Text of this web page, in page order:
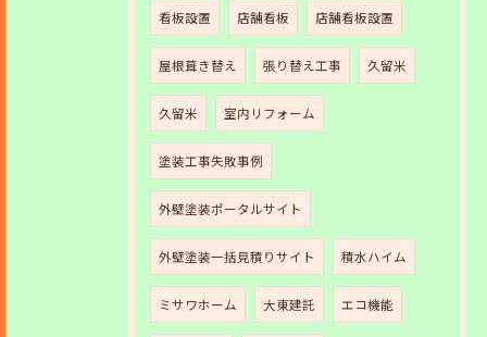
看板設置 店舗看板 店舗看板設置
屋根葺き替え 張り替え工事 久留米
久留米 室内リフォーム
塗装工事失敗事例
外壁塗装ポータルサイト
外壁塗装一括見積りサイト 積水ハイム
ミサワホーム 大東建託 エコ機能